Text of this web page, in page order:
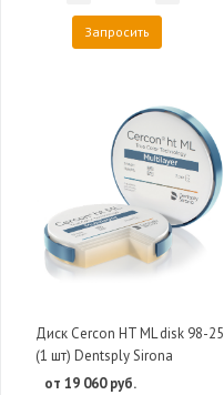
Запросить
Диск Cercon HT ML disk 98-25
(1 шт) Dentsply Sirona
от 19 060 руб.